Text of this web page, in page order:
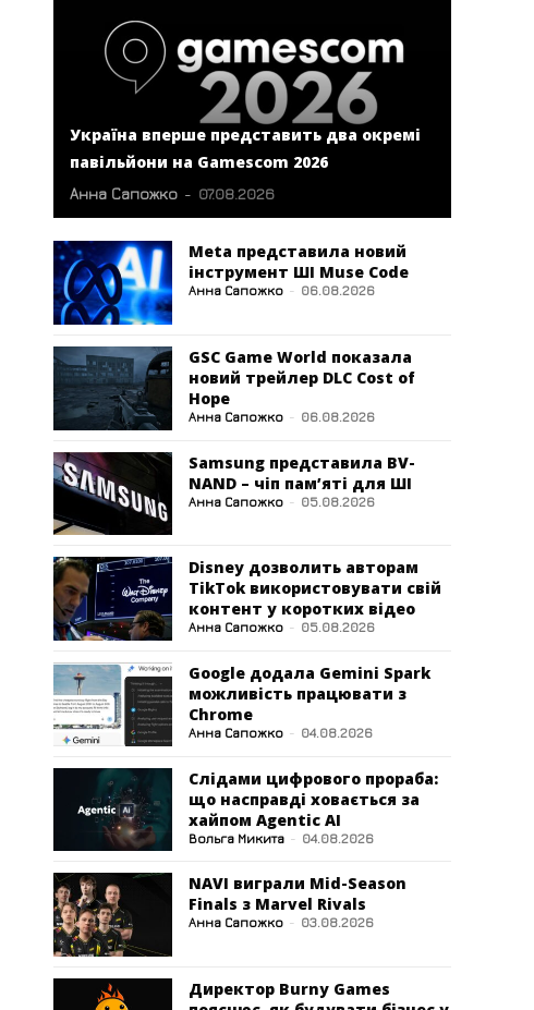
Україна вперше представить два окремі
павільйони на Gamescom 2026
Анна Сапожко - 07.08.2026
Meta представила новий
інструмент ШІ Muse Code
Анна Сапожко - 06.08.2026
GSC Game World показала
новий трейлер DLC Cost of
Hope
Анна Сапожко - 06.08.2026
Samsung представила BV-
NAND – чіп пам’яті для ШІ
Анна Сапожко - 05.08.2026
Disney дозволить авторам
TikTok використовувати свій
контент у коротких відео
Анна Сапожко - 05.08.2026
Google додала Gemini Spark
можливість працювати з
Chrome
Анна Сапожко - 04.08.2026
Слідами цифрового прораба:
що насправді ховається за
хайпом Agentic AI
Вольга Микита - 04.08.2026
NAVI виграли Mid-Season
Finals з Marvel Rivals
Анна Сапожко - 03.08.2026
Директор Burny Games